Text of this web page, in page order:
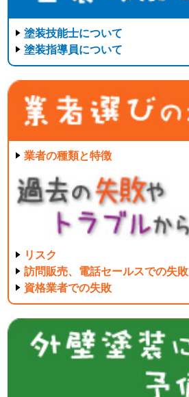
塗装技能士について
塗装指導員について
業者の種類と特徴
リスク
訪問販売、電話セールスでの失敗
資格業者での失敗